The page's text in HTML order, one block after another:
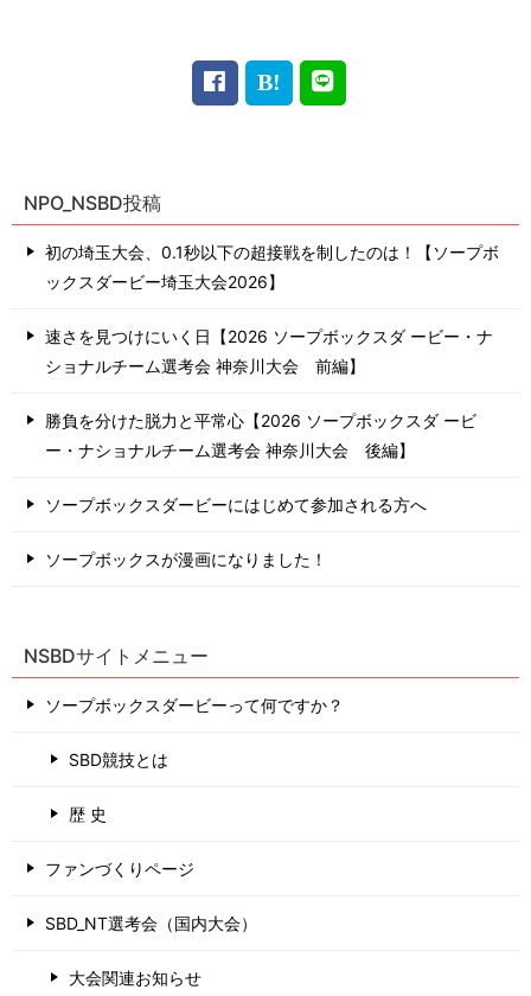
NPO_NSBD投稿
初の埼玉大会、0.1秒以下の超接戦を制したのは！【ソープボ
ックスダービー埼玉大会2026】
速さを見つけにいく日【2026 ソープボックスダ ービー・ナ
ショナルチーム選考会 神奈川⼤会 前編】
勝負を分けた脱力と平常心【2026 ソープボックスダ ービ
ー・ナショナルチーム選考会 神奈川⼤会 後編】
ソープボックスダービーにはじめて参加される方へ
ソープボックスが漫画になりました！
NSBDサイトメニュー
ソープボックスダービーって何ですか？
SBD競技とは
歴 史
ファンづくりページ
SBD_NT選考会（国内大会）
大会関連お知らせ